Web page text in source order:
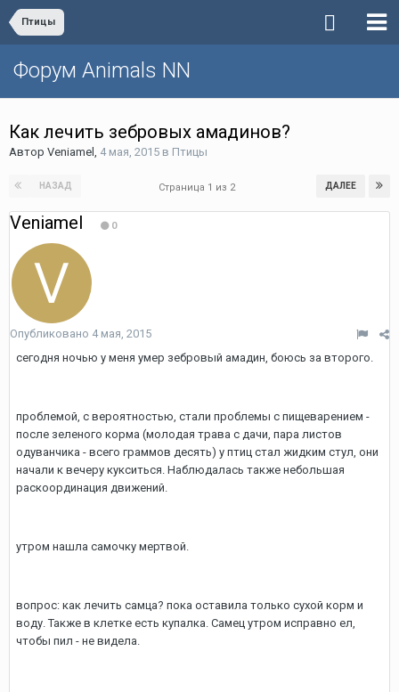
Птицы
Форум Animals NN
Как лечить зебровых амадинов?
Автор Veniamel , 4 мая, 2015 в Птицы
НАЗАД ДАЛЕЕ
Страница 1 из 2
Veniamel 0
Опубликовано 4 мая, 2015
сегодня ночью у меня умер зебровый амадин, боюсь за второго.
проблемой, с вероятностью, стали проблемы с пищеварением -
после зеленого корма (молодая трава с дачи, пара листов
одуванчика - всего граммов десять) у птиц стал жидким стул, они
начали к вечеру кукситься. Наблюдалась также небольшая
раскоординация движений.
утром нашла самочку мертвой.
вопрос: как лечить самца? пока оставила только сухой корм и
воду. Также в клетке есть купалка. Самец утром исправно ел,
чтобы пил - не видела.